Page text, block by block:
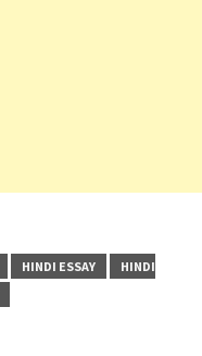
HINDI ESSAY
HINDI